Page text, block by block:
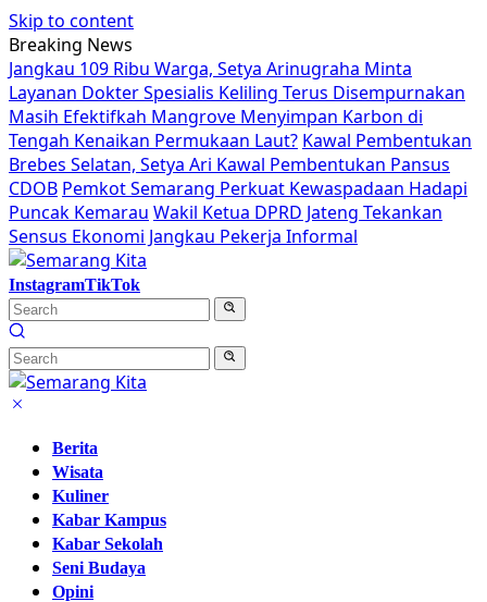
Skip to content
Breaking News
Jangkau 109 Ribu Warga, Setya Arinugraha Minta
Layanan Dokter Spesialis Keliling Terus Disempurnakan
Masih Efektifkah Mangrove Menyimpan Karbon di
Tengah Kenaikan Permukaan Laut? Kawal Pembentukan
Brebes Selatan, Setya Ari Kawal Pembentukan Pansus
CDOB Pemkot Semarang Perkuat Kewaspadaan Hadapi
Puncak Kemarau Wakil Ketua DPRD Jateng Tekankan
Sensus Ekonomi Jangkau Pekerja Informal
InstagramTikTok
Berita
Wisata
Kuliner
Kabar Kampus
Kabar Sekolah
Seni Budaya
Opini